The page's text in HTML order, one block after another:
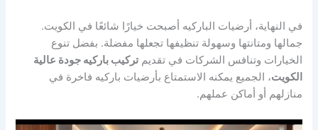
في النهاية، أرضيات الباركيه أصبحت خيارًا شائعًا في الكويت.
جمالها ومتانتها وسهولة تنظيفها تجعلها مفضلة. بفضل تنوع
الخيارات وتنافس الشركات في تقديمتركيب باركيه جودة عالية
الكويت، الجميع يمكنه الاستمتاع بأرضيات باركيه فاخرة في
منازلهم أو أماكن عملهم.